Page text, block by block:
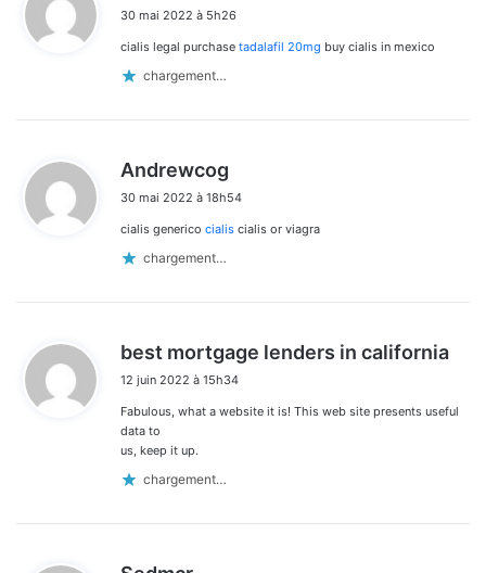
t
30 mai 2022 à 5h26
cialis legal purchase tadalafil 20mg buy cialis in mexico
chargement…
Andrewcog
t
30 mai 2022 à 18h54
cialis generico cialis cialis or viagra
chargement…
best mortgage lenders in california
12 juin 2022 à 15h34
Fabulous, what a website it is! This web site presents useful
data to
us, keep it up.
chargement…